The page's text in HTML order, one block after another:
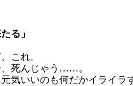
る」
これ。
んじゃう……。
のも何だかイライラす